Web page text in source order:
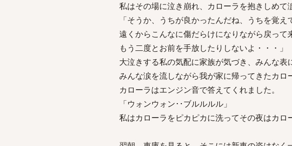
私はその場に泣き崩れ、カローラを抱きしめて
「そうか、うちが良かったんだね、うちを覚え
遠くからこんなに傷だらけになりながら戻って
もう二度とお前を手放したりしないよ・・・」
大泣きする私の気配に家族が気づき、みんな表
みんな涙を流しながら我が家に帰ってきたカロ
カローラはエンジン音で答えてくれました。
「ウォンウォン･･ブルルルル」
私はカローラをピカピカに洗ってその夜はカロ